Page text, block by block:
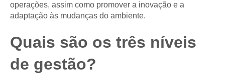
operações, assim como promover a inovação e a
adaptação às mudanças do ambiente.
Quais são os três níveis
de gestão?